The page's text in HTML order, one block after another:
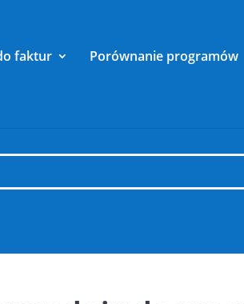
faktur Porównanie programów